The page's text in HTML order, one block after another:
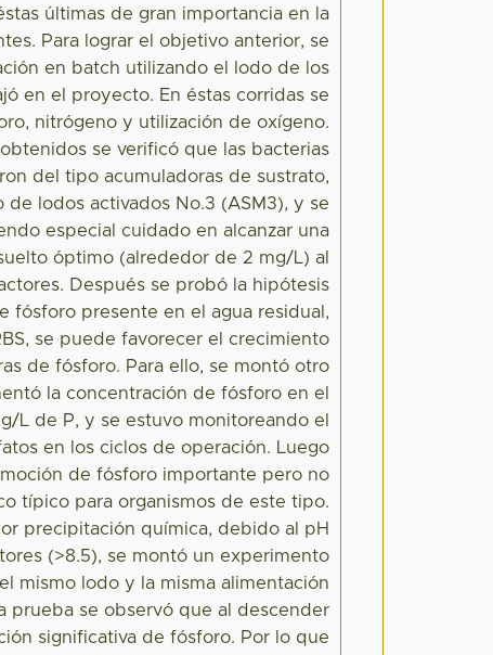
últimas de gran importancia en la
Para lograr el objetivo anterior, se
en batch utilizando el lodo de los
en el proyecto. En éstas corridas se
nitrógeno y utilización de oxígeno.
se verificó que las bacterias
del tipo acumuladoras de sustrato,
lodos activados No.3 (ASM3), y se
especial cuidado en alcanzar una
óptimo (alrededor de 2 mg/L) al
Después se probó la hipótesis
fósforo presente en el agua residual,
se puede favorecer el crecimiento
de fósforo. Para ello, se montó otro
la concentración de fósforo en el
L de P, y se estuvo monitoreando el
en los ciclos de operación. Luego
de fósforo importante pero no
típico para organismos de este tipo.
precipitación química, debido al pH
(>8.5), se montó un experimento
mismo lodo y la misma alimentación
prueba se observó que al descender
significativa de fósforo. Por lo que